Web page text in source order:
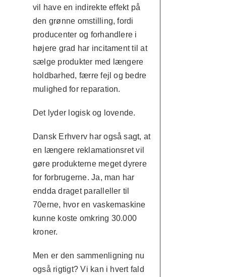
vil have en indirekte effekt på
den grønne omstilling, fordi
producenter og forhandlere i
højere grad har incitament til at
sælge produkter med længere
holdbarhed, færre fejl og bedre
mulighed for reparation.
Det lyder logisk og lovende.
Dansk Erhverv har også sagt, at
en længere reklamationsret vil
gøre produkterne meget dyrere
for forbrugerne. Ja, man har
endda draget paralleller til
70erne, hvor en vaskemaskine
kunne koste omkring 30.000
kroner.
Men er den sammenligning nu
også rigtigt? Vi kan i hvert fald